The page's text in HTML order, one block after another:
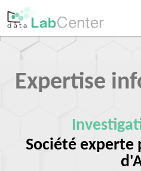
Expertise
Société experte